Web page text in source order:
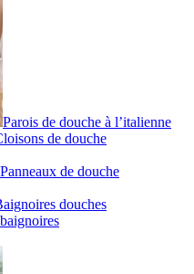
Parois de douche à l’italienne
de douche
Panneaux de douche
douches